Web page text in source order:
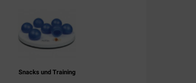
Snacks und Training